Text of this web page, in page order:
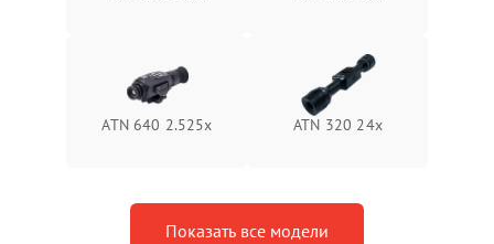
ATN 640 2.525x ATN 320 24x
Показать все модели